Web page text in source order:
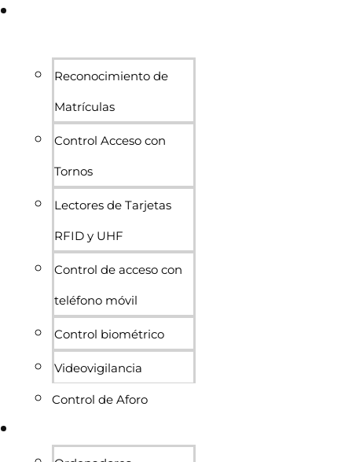
Reconocimiento de
Matrículas
Control Acceso con
Tornos
Lectores de Tarjetas
RFID y UHF
Control de acceso con
teléfono móvil
Control biométrico
Videovigilancia
Control de Aforo